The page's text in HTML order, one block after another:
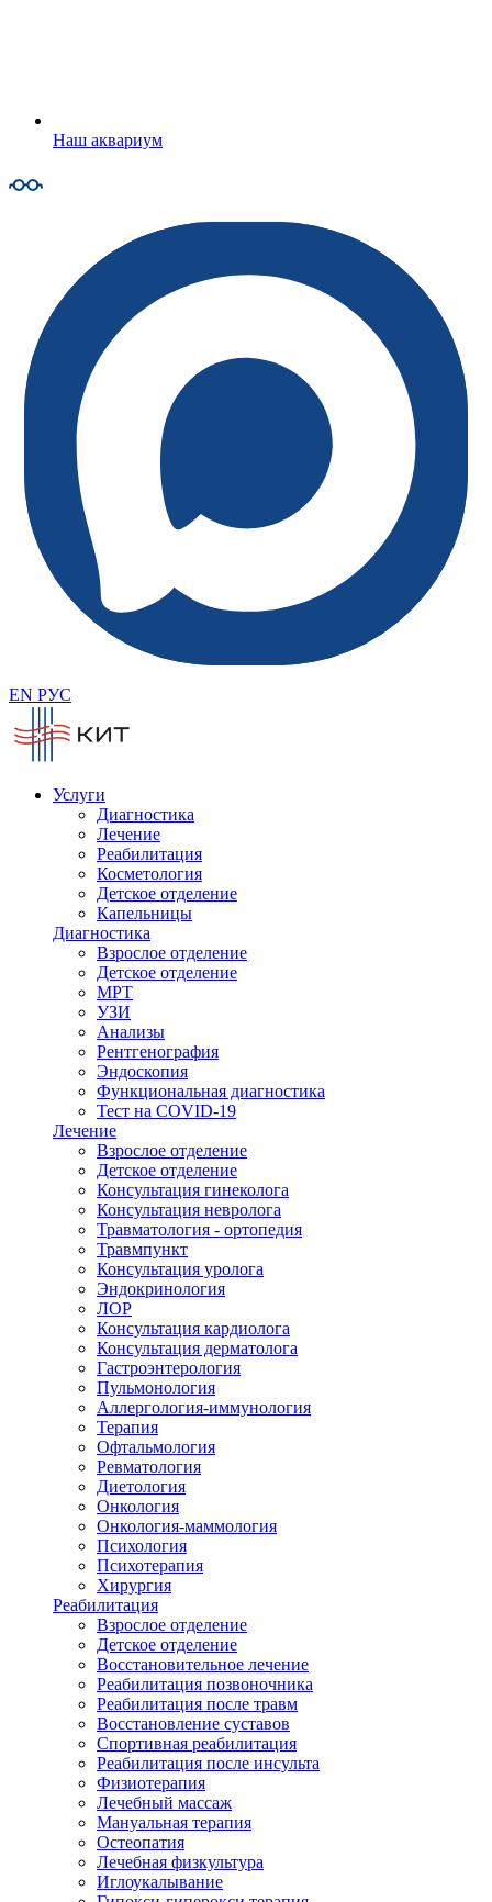
Наш аквариум
EN РУС
Услуги
Диагностика
Лечение
Реабилитация
Косметология
Детское отделение
Капельницы
Диагностика
Взрослое отделение
Детское отделение
МРТ
УЗИ
Анализы
Рентгенография
Эндоскопия
Функциональная диагностика
Тест на COVID-19
Лечение
Взрослое отделение
Детское отделение
Консультация гинеколога
Консультация невролога
Травматология - ортопедия
Травмпункт
Консультация уролога
Эндокринология
ЛОР
Консультация кардиолога
Консультация дерматолога
Гастроэнтерология
Пульмонология
Аллергология-иммунология
Терапия
Офтальмология
Ревматология
Диетология
Онкология
Онкология-маммология
Психология
Психотерапия
Хирургия
Реабилитация
Взрослое отделение
Детское отделение
Восстановительное лечение
Реабилитация позвоночника
Реабилитация после травм
Восстановление суставов
Спортивная реабилитация
Реабилитация после инсульта
Физиотерапия
Лечебный массаж
Мануальная терапия
Остеопатия
Лечебная физкультура
Иглоукалывание